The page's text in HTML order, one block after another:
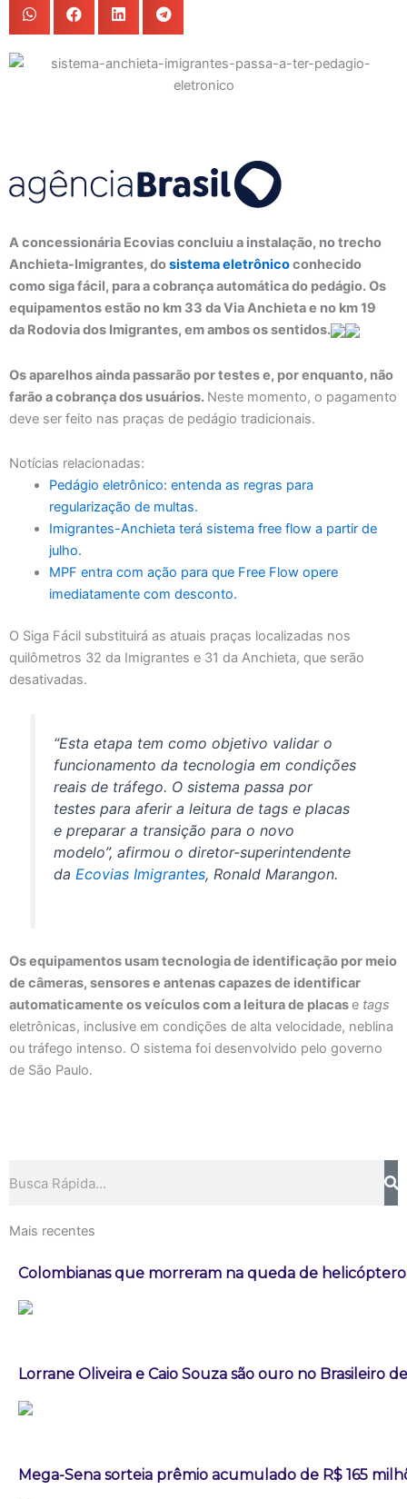
A concessionária Ecovias concluiu a instalação, no trecho
Anchieta-Imigrantes, dosistema eletrônicoconhecido
como siga fácil, para a cobrança automática do pedágio. Os
equipamentos estão no km 33 da Via Anchieta e no km 19
da Rodovia dos Imigrantes, em ambos os sentidos.
Os aparelhos ainda passarão por testes e, por enquanto, não
farão a cobrança dos usuários. Neste momento, o pagamento
deve ser feito nas praças de pedágio tradicionais.
Notícias relacionadas:
Pedágio eletrônico: entenda as regras para
regularização de multas.
Imigrantes-Anchieta terá sistema free flow a partir de
julho.
MPF entra com ação para que Free Flow opere
imediatamente com desconto.
O Siga Fácil substituirá as atuais praças localizadas nos
quilômetros 32 da Imigrantes e 31 da Anchieta, que serão
desativadas.
“Esta etapa tem como objetivo validar o
funcionamento da tecnologia em condições
reais de tráfego. O sistema passa por
testes para aferir a leitura de tagse placas
e preparar a transição para o novo
modelo”, afirmou o diretor-superintendente
da Ecovias Imigrantes, Ronald Marangon.
Os equipamentos usam tecnologia de identificação por meio
de câmeras, sensores e antenas capazes de identificar
automaticamente os veículos com a leitura de placase tags
eletrônicas, inclusive em condições de alta velocidade, neblina
ou tráfego intenso. O sistema foi desenvolvido pelo governo
de São Paulo.
Mais recentes
Colombianas que morreram na queda de
Lorrane Oliveira e Caio Souza são ouro no Brasileiro
Mega-Sena sorteia prêmio acumulado de R$ 165